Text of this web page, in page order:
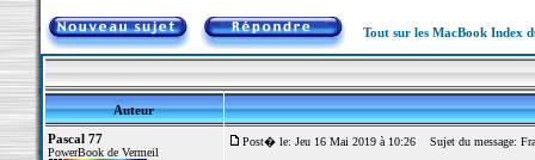
Tout sur les MacBook Index
Auteur
Pascal 77
PowerBook de Vermeil
Post� le: Jeu 16 Mai 2019 à 10:26 Sujet du message: